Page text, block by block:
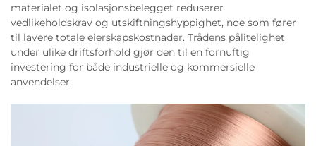
materialet og isolasjonsbelegget reduserer
vedlikeholdskrav og utskiftningshyppighet, noe som fører
til lavere totale eierskapskostnader. Trådens pålitelighet
under ulike driftsforhold gjør den til en fornuftig
investering for både industrielle og kommersielle
anvendelser.